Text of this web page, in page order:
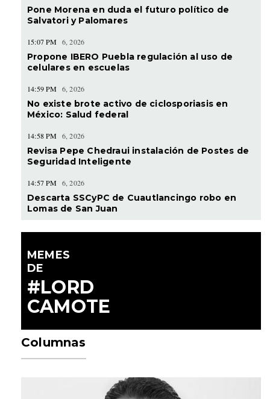
Pone Morena en duda el futuro político de
Salvatori y Palomares
15:07 PM 6, 2026
Propone IBERO Puebla regulación al uso de
celulares en escuelas
14:59 PM 6, 2026
No existe brote activo de ciclosporiasis en
México: Salud federal
14:58 PM 6, 2026
Revisa Pepe Chedraui instalación de Postes de
Seguridad Inteligente
14:57 PM 6, 2026
Descarta SSCyPC de Cuautlancingo robo en
Lomas de San Juan
MEMES
DE
#LORD
CAMOTE
Columnas